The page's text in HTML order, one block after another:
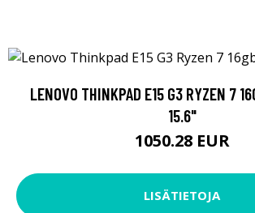
LENOVO THINKPAD E15 G3 RYZEN 7
15.6"
1050.28 EUR
LISÄTIETOJA